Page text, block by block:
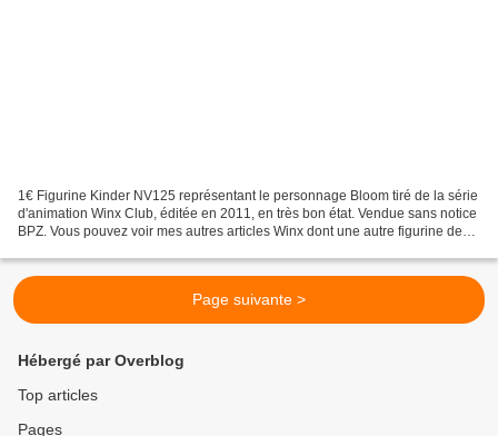
1€ Figurine Kinder NV125 représentant le personnage Bloom tiré de la série
d'animation Winx Club, éditée en 2011, en très bon état. Vendue sans notice
BPZ. Vous pouvez voir mes autres articles Winx dont une autre figurine de
Page suivante >
Hébergé par Overblog
Top articles
Pages